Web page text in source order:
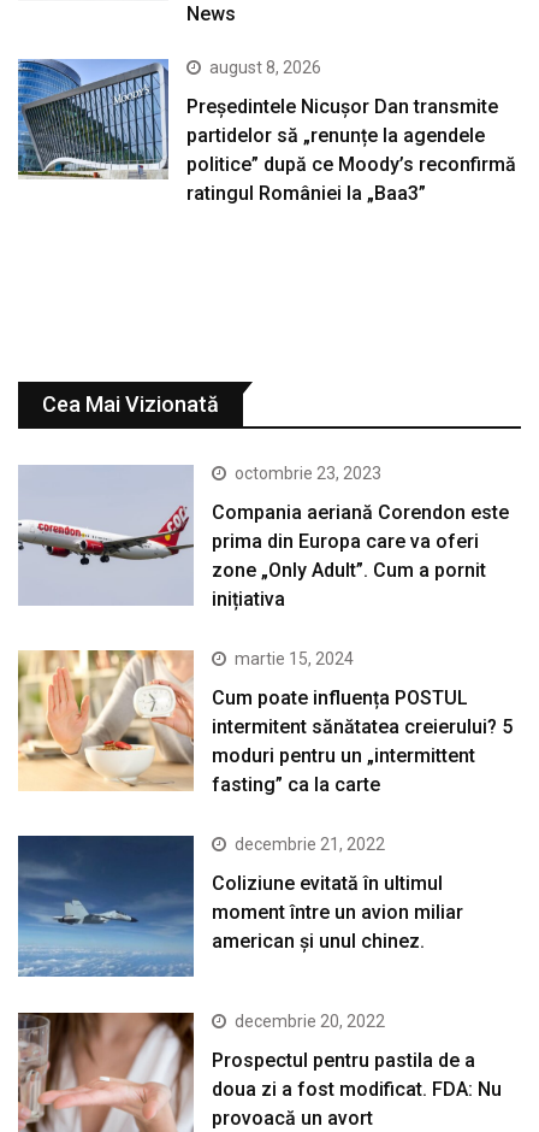
News
august 8, 2026
Președintele Nicușor Dan transmite
partidelor să „renunțe la agendele
politice” după ce Moody’s reconfirmă
ratingul României la „Baa3”
Cea Mai Vizionată
octombrie 23, 2023
Compania aeriană Corendon este
prima din Europa care va oferi
zone „Only Adult”. Cum a pornit
inițiativa
martie 15, 2024
Cum poate influența POSTUL
intermitent sănătatea creierului? 5
moduri pentru un „intermittent
fasting” ca la carte
decembrie 21, 2022
Coliziune evitată în ultimul
moment între un avion miliar
american şi unul chinez.
decembrie 20, 2022
Prospectul pentru pastila de a
doua zi a fost modificat. FDA: Nu
provoacă un avort